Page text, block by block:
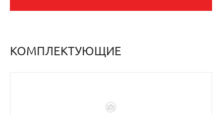
КОМПЛЕКТУЮЩИЕ